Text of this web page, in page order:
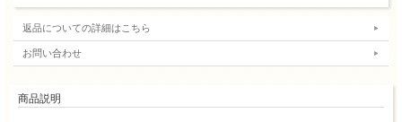
返品についての詳細はこちら
お問い合わせ
商品説明